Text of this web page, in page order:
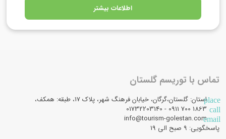
اطلاعات بیشتر
تماس با توریسم گلستان
placeاستان: گلستان،گرگان، خیابان فرهنگ شهر، پلاک 17، طبقه: همکف،
call
email
info@tourism-golestan.com
پاسخگویی: ۹ صبح الی 19